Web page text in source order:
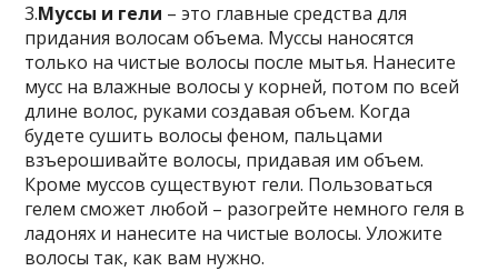
3.Муссы и гели – это главные средства для
придания волосам объема. Муссы наносятся
только на чистые волосы после мытья. Нанесите
мусс на влажные волосы у корней, потом по всей
длине волос, руками создавая объем. Когда
будете сушить волосы феном, пальцами
взъерошивайте волосы, придавая им объем.
Кроме муссов существуют гели. Пользоваться
гелем сможет любой – разогрейте немного геля в
ладонях и нанесите на чистые волосы. Уложите
волосы так, как вам нужно.